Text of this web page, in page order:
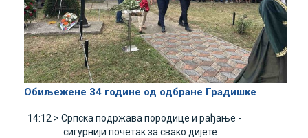
Обиљежене 34 године од одбране Градишке
14:12 > Српска подржава породице и рађање -
сигурнији почетак за свако дијете